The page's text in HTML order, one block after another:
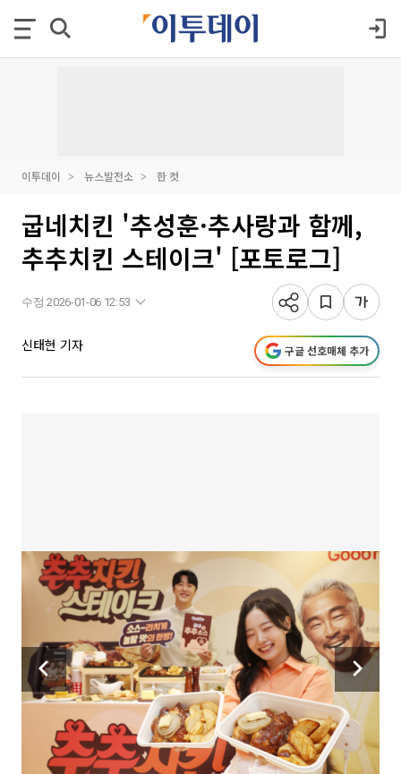
이투데이 뉴스발전소 한 컷
굽네치킨 '추성훈·추사랑과 함께,
추추치킨 스테이크' [포토로그]
수정 2026-01-06 12:53
신태현 기자 구글 선호매체 추가